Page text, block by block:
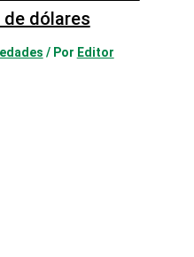
de dólares
/ Por Editor